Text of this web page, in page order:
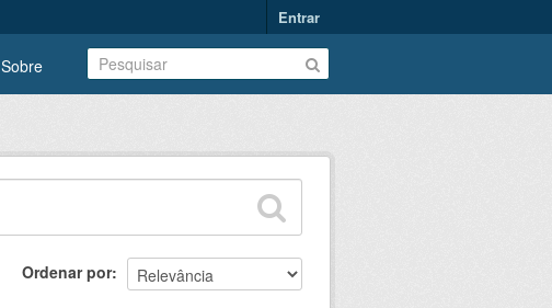
Entrar
Sobre
Ordenar por